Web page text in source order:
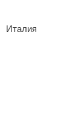
Италия